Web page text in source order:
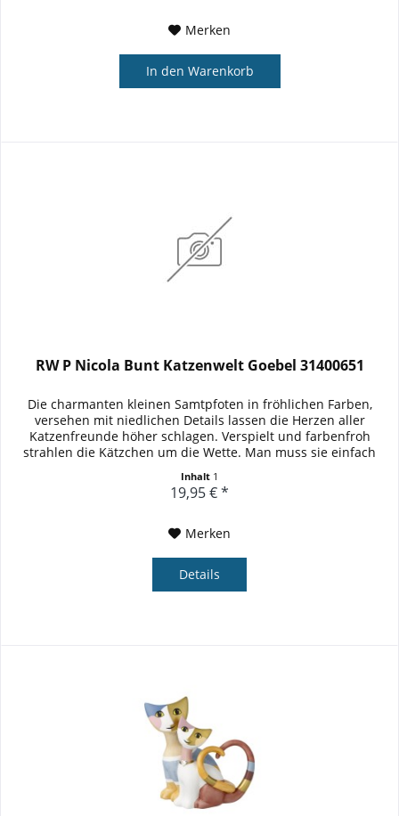
Merken
In den Warenkorb
RW P Nicola Bunt Katzenwelt Goebel 31400651
Die charmanten kleinen Samtpfoten in fröhlichen Farben,
versehen mit niedlichen Details lassen die Herzen aller
Katzenfreunde höher schlagen. Verspielt und farbenfroh
strahlen die Kätzchen um die Wette. Man muss sie einfach
Inhalt 1
19,95 € *
Merken
Details